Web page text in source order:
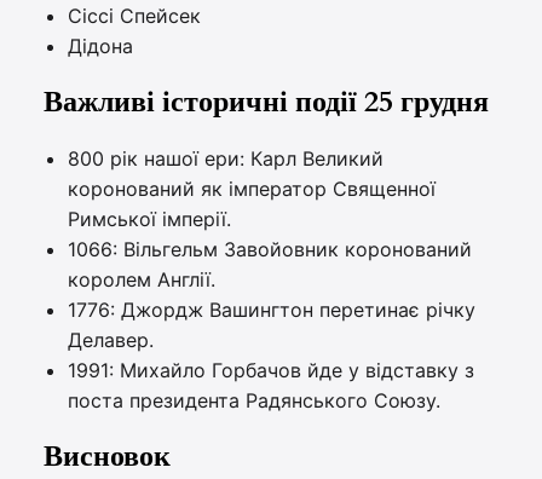
Сіссі Спейсек
Дідона
Важливі історичні події 25 грудня
800 рік нашої ери: Карл Великий
коронований як імператор Священної
Римської імперії.
1066: Вільгельм Завойовник коронований
королем Англії.
1776: Джордж Вашингтон перетинає річку
Делавер.
1991: Михайло Горбачов йде у відставку з
поста президента Радянського Союзу.
Висновок